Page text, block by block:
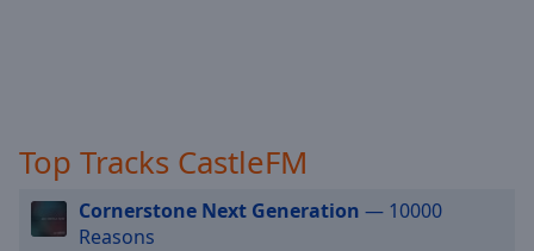
settings
dialog
subtitles
off
Top Tracks CastleFM
Cornerstone Next Generation — 10000
Reasons